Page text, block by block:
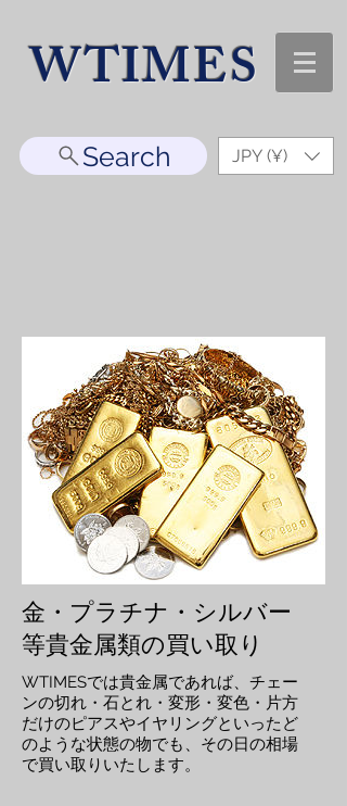
WTIMES
Search JPY (¥)
金・プラチナ・シルバー
等貴金属類の買い取り
WTIMESでは貴金属であれば、チェー
ンの切れ・石とれ・変形・変色・片方
だけのピアスやイヤリングといったど
のような状態の物でも、その日の相場
で買い取りいたします。